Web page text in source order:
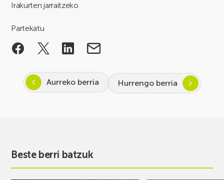
Irakurten jarraitzeko
Partekatu
Aurreko berria Hurrengo berria
Beste berri batzuk